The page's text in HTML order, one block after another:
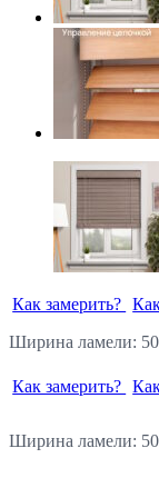
Как замерить?
Ширина ламели:
Как замерить?
Ширина ламели: